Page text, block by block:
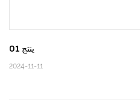
ينتج 01
2024-11-11